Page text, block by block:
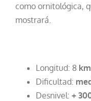
como ornitológica,
mostrará.
Longitud: 8 km
Dificultad:
Desnivel: +